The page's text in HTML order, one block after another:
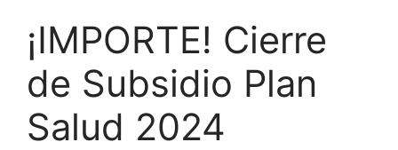
¡IMPORTE! Cierre
de Subsidio Plan
Salud 2024